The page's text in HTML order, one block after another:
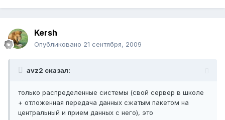
Kersh
Опубликовано 21 сентября, 2009
avz2 сказал:
только распределенные системы (свой сервер в школе
+ отложенная передача данных сжатым пакетом на
центральный и прием данных с него), это